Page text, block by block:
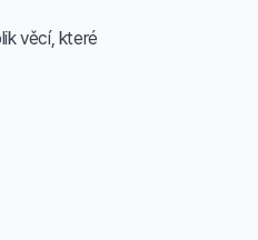
věcí, které